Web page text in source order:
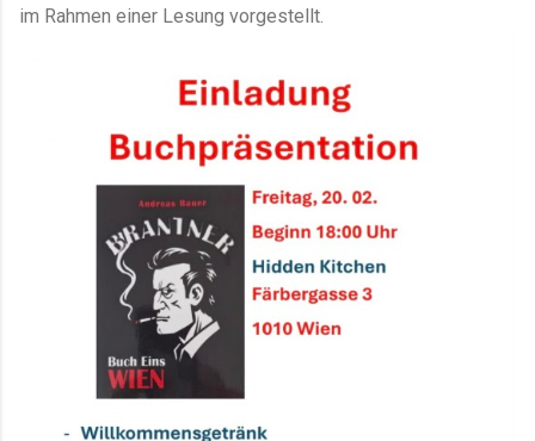
im Rahmen einer Lesung vorgestellt.